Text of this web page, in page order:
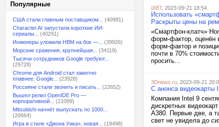
Популярные
США стали главным поставщиком...
(40981)
Character.AI запустила короткие ИИ-
сериалы...
(40291)
Инженеры уложили HBM на бок —...
(39926)
Морские сражения, крупнейшая...
(34119)
Тысячи сотрудников Google требуют...
(29728)
Chrome для Android стал заметно
плавнее: Google...
(23928)
Россияне стали звонить и писать...
(22652)
Вышел релиз OpenIDE Pro —
корпоративной...
(21099)
Mitsubishi начнёт выпускать по 1000...
(20664)
Игра в стиле «Джона Уика», новая...
(19498)
iXBT, 2023-09-21 18:54
Использовать
Раскрыты цены на
«Cмартфон-клатч»
форм-фактор, оценён
форм-фактор и
почти в 70%
просить...
3Dnews.ru , 2023-09-21
С анонса видеокарты
Компания Intel 9
дискретных
A380. Первые две, а
свет не увидела до